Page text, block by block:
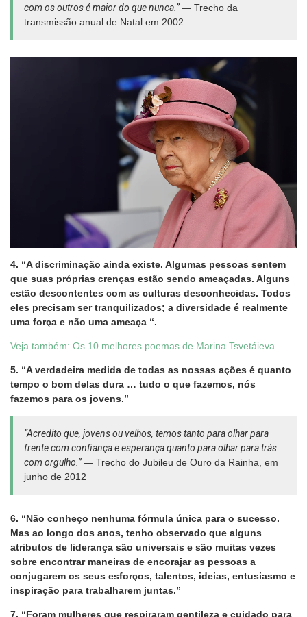
com os outros é maior do que nunca.”— Trecho da
transmissão anual de Natal em 2002.
4. “A discriminação ainda existe. Algumas pessoas sentem
que suas próprias crenças estão sendo ameaçadas. Alguns
estão descontentes com as culturas desconhecidas. Todos
eles precisam ser tranquilizados; a diversidade é realmente
uma força e não uma ameaça “.
Veja também: Os 10 melhores poemas de Marina Tsvetáieva
5. “A verdadeira medida de todas as nossas ações é quanto
tempo o bom delas dura … tudo o que fazemos, nós
fazemos para os jovens.”
“Acredito que, jovens ou velhos, temos tanto para olhar para
frente com confiança e esperança quanto para olhar para trás
com orgulho.”— Trecho do Jubileu de Ouro da Rainha, em
junho de 2012
6. “Não conheço nenhuma fórmula única para o sucesso.
Mas ao longo dos anos, tenho observado que alguns
atributos de liderança são universais e são muitas vezes
sobre encontrar maneiras de encorajar as pessoas a
conjugarem os seus esforços, talentos, ideias, entusiasmo e
inspiração para trabalharem juntas.”
7. “Foram mulheres que respiraram gentileza e cuidado para